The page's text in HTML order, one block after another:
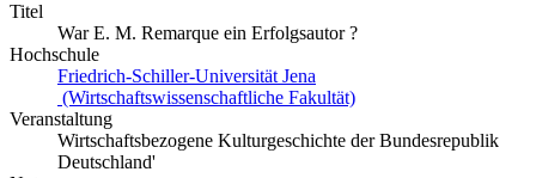
Titel
War E. M. Remarque ein Erfolgsautor ?
Hochschule
Friedrich-Schiller-Universität Jena
(Wirtschaftswissenschaftliche Fakultät)
Veranstaltung
Wirtschaftsbezogene Kulturgeschichte der Bundesrepublik
Deutschland'